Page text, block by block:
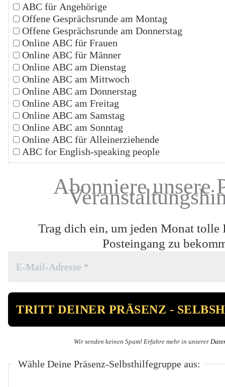
ABC für Angehörige
Offene Gesprächsrunde am Montag
Offene Gesprächsrunde am Donnerstag
Online ABC für Frauen
Online ABC für Männer
Online ABC am Dienstag
Online ABC am Mittwoch
Online ABC am Donnerstag
Online ABC am Freitag
Online ABC am Samstag
Online ABC am Sonntag
Online ABC für Alleinerziehende
ABC for English-speaking people
Abonniere unsere
Trag dich ein, um jeden Monat tolle
Posteingang zu
Wir senden keinen Spam! Erfahre mehr in unserer
Wähle Deine Präsenz-Selbsthilfegruppe aus: